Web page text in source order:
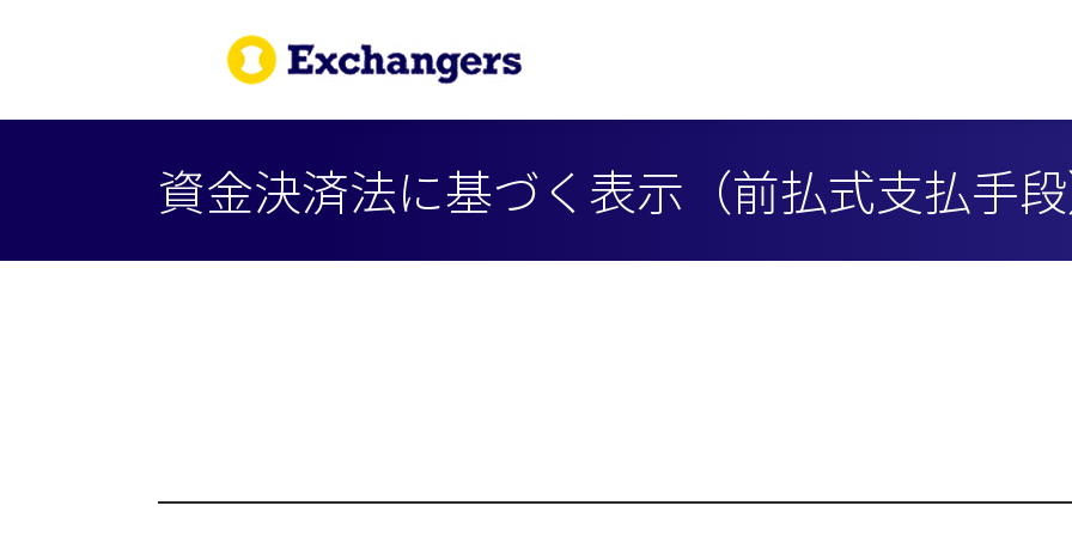
資金決済法に基づく表示（前払式支払手